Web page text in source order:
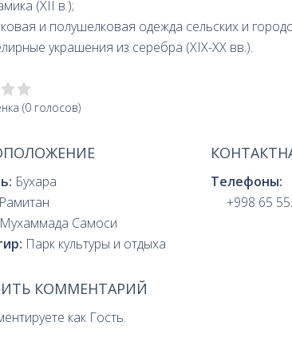
(XII в.);
и полушелковая одежда сельских и
украшения из серебра (XIX-XX вв.).
(0 голосов)
Бухара
Рамитан
Мухаммада Самоси
Парк культуры и отдыха
Телефоны:
+998 65
КОММЕНТАРИЙ
как Гость.